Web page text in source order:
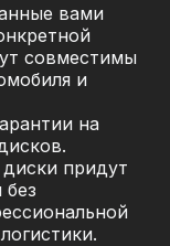
вами
совместимы
и
на
придут